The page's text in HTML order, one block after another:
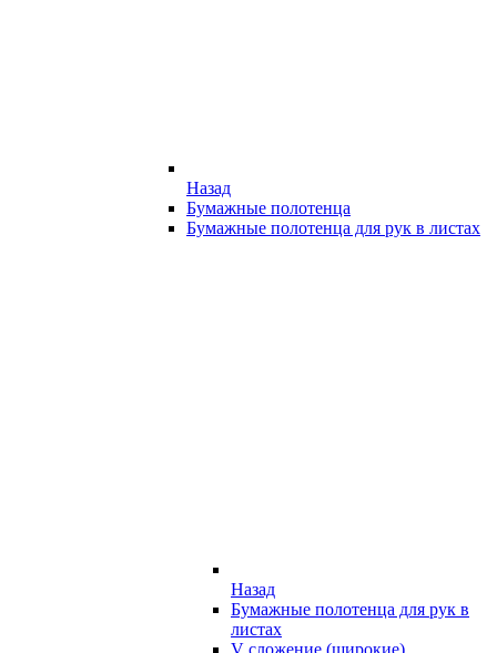
Назад
Бумажные полотенца
Бумажные полотенца для рук в листах
Назад
Бумажные полотенца для рук в
листах
V сложение (широкие)